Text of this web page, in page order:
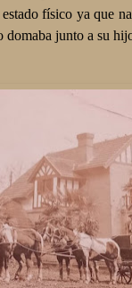
físico ya que
domaba junto a su